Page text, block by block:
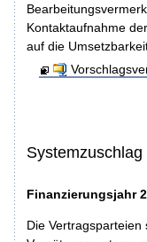
Kontaktaufnahme
auf die
Systemzuschlag
Finanzierungsjahr
Die